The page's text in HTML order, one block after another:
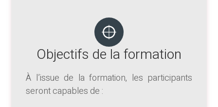
Objectifs de la formation
À l’issue de la formation, les participants
seront capables de :